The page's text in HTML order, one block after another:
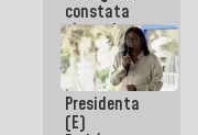
constata
obras de
rehabilitación
de Escuela
Militar de
Mamo en La
Guaira
Presidenta
(E)